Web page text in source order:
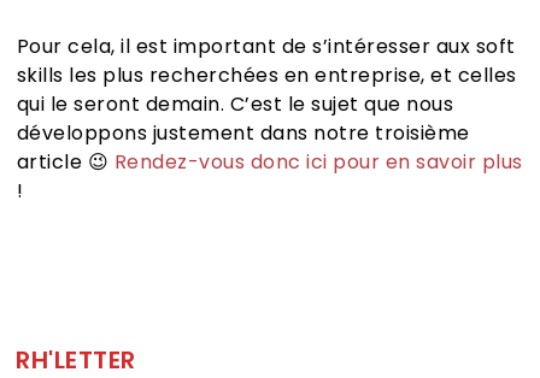
Pour cela, il est important de s’intéresser aux soft
skills les plus recherchées en entreprise, et celles
qui le seront demain. C’est le sujet que nous
développons justement dans notre troisième
article 😉 Rendez-vous donc ici pour en savoir plus
!
RH'LETTER